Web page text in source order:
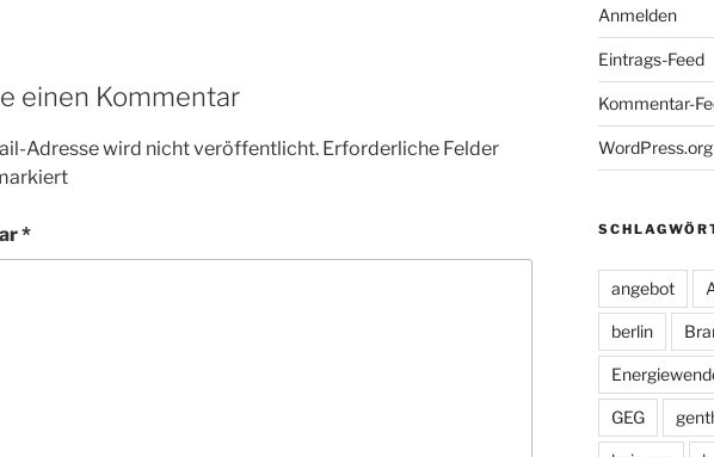
einen Kommentar
Adresse wird nicht veröffentlicht. Erforderliche Felder
*
Anmelden
Eintrags-Feed
Kommentar-
WordPress.org
angebot
berlin
GEG